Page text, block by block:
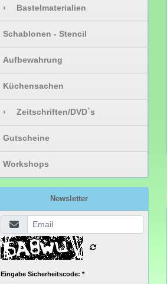
› Bastelmaterialien
Schablonen - Stencil
Aufbewahrung
Küchensachen
› Zeitschriften/DVD`s
Gutscheine
Workshops
Newsletter
Eingabe Sicherheitscode: *